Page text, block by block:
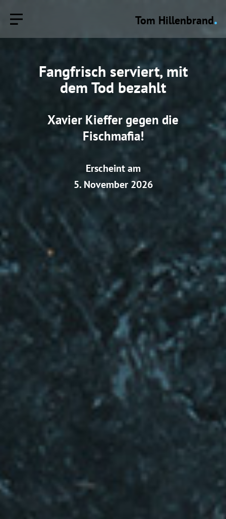
Tom Hillenbrand.
Fangfrisch serviert, mit
dem Tod bezahlt
Xavier Kieffer gegen die
Fischmafia!
Erscheint am
5. November 2026